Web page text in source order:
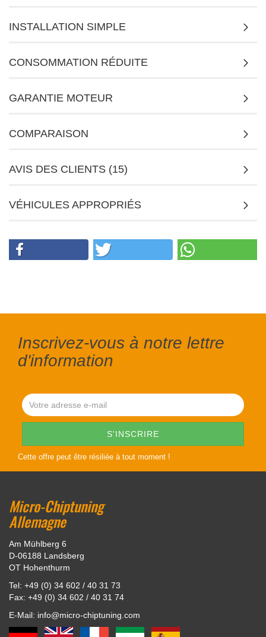
INSTALLATION SIMPLE
CONSOMMATION RÉDUITE
GARANTIE MOTEUR
COMPARAISON
AVIS DES CLIENTS (15)
VÉHICULES APPROPRIÉS
Inscrivez-vous à notre lettre
d'information
Cette offre peut être résiliée à tout moment !
Micro-Chiptuning
Allemagne
Am Mühlberg 6
D-06188 Landsberg
OT Hohenthurm
Tel: +49 (0) 34 602 / 40 31 73
Fax: +49 (0) 34 602 / 40 31 74
E-Mail: info@micro-chiptuning.com